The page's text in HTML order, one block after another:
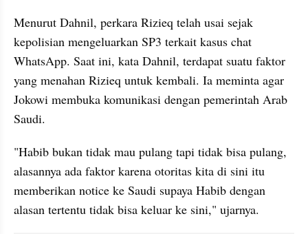
Menurut Dahnil, perkara Rizieq telah usai sejak
kepolisian mengeluarkan SP3 terkait kasus chat
WhatsApp. Saat ini, kata Dahnil, terdapat suatu faktor
yang menahan Rizieq untuk kembali. Ia meminta agar
Jokowi membuka komunikasi dengan pemerintah Arab
Saudi.
"Habib bukan tidak mau pulang tapi tidak bisa pulang,
alasannya ada faktor karena otoritas kita di sini itu
memberikan notice ke Saudi supaya Habib dengan
alasan tertentu tidak bisa keluar ke sini," ujarnya.